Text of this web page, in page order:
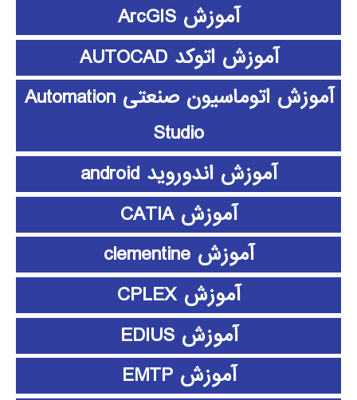
آموزش ArcGIS
آموزش اتوکد AUTOCAD
آموزش اتوماسیون صنعتی Automation
Studio
آموزش اندوروید android
آموزش CATIA
آموزش clementine
آموزش CPLEX
آموزش EDIUS
آموزش EMTP